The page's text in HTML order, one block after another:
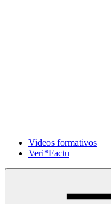
Videos formativos
Veri*Factu